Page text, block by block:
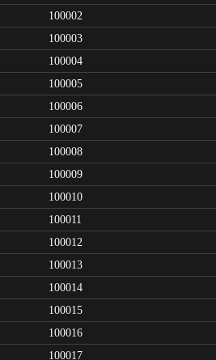
100002
100003
100004
100005
100006
100007
100008
100009
100010
100011
100012
100013
100014
100015
100016
100017